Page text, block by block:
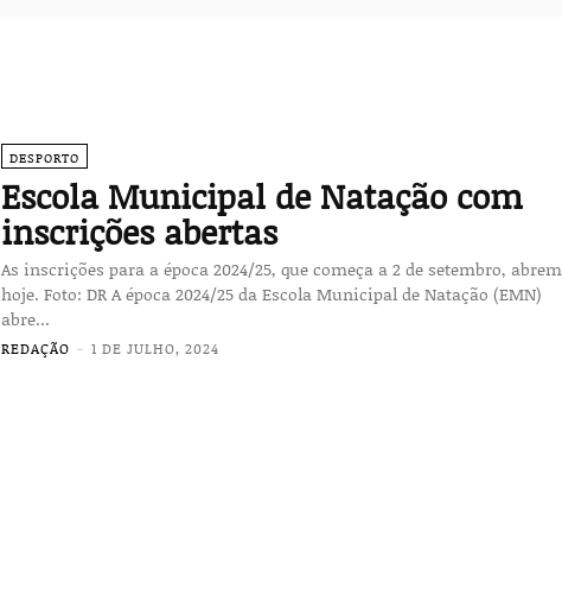
DESPORTO
Escola Municipal de Natação com
inscrições abertas
As inscrições para a época 2024/25, que começa a 2 de setembro, abrem
hoje. Foto: DR A época 2024/25 da Escola Municipal de Natação (EMN)
abre...
REDAÇÃO - 1 DE JULHO, 2024